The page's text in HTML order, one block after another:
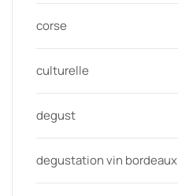
corse
culturelle
degust
degustation vin bordeaux